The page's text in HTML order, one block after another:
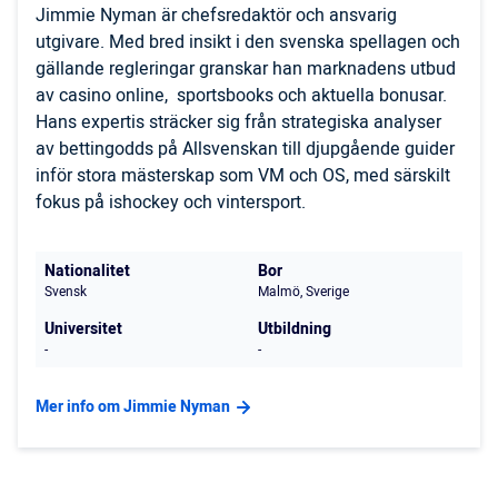
Jimmie Nyman är chefsredaktör och ansvarig
utgivare. Med bred insikt i den svenska spellagen och
gällande regleringar granskar han marknadens utbud
av casino online, sportsbooks och aktuella bonusar.
Hans expertis sträcker sig från strategiska analyser
av bettingodds på Allsvenskan till djupgående guider
inför stora mästerskap som VM och OS, med särskilt
fokus på ishockey och vintersport.
Nationalitet
Svensk
Bor
Malmö, Sverige
Universitet
-
Utbildning
-
Mer info om Jimmie Nyman